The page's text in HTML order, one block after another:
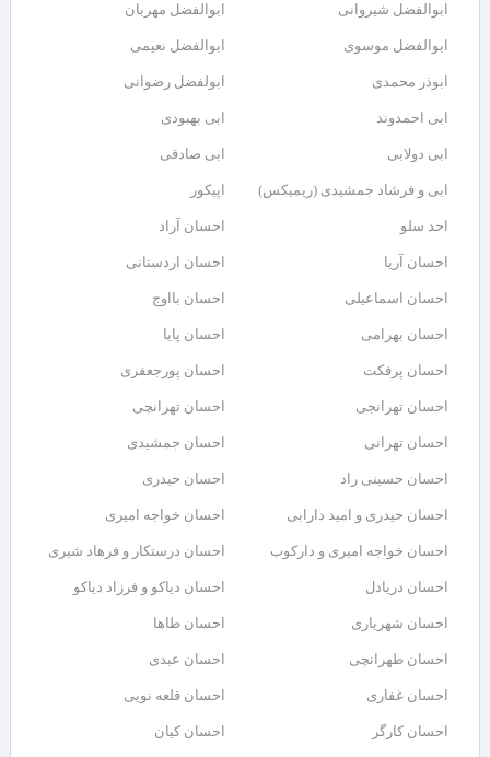
ابوالفضل شیروانی ابوالفضل مهربان
ابوالفضل موسوی ابوالفضل نعیمی
ابوذر محمدی ابولفضل رضوانی
ابی احمدوند ابی بهبودی
ابی دولابی ابی صادقی
ابی و فرشاد جمشیدی (ریمیکس) اپیکور
احد سلو احسان آراد
احسان آریا احسان اردستانی
احسان اسماعیلی احسان بااوج
احسان بهرامی احسان پایا
احسان پرفکت احسان پورجعفری
احسان تهرانجی احسان تهرانچی
احسان تهرانی احسان جمشیدی
احسان حسینی راد احسان حیدری
احسان حیدری و امید دارابی احسان خواجه امیری
احسان خواجه امیری و دارکوب احسان درستكار و فرهاد شيرى
احسان دریادل احسان دیاکو و فرزاد دیاکو
احسان شهریاری احسان طاها
احسان طهرانچی احسان عبدی
احسان غفاری احسان قلعه نویی
احسان کارگر احسان کیان